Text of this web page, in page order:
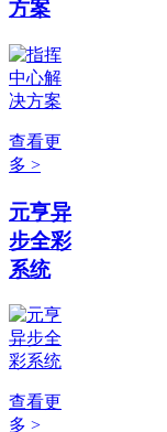
方案
查看更
多 >
元亨异
步全彩
系统
查看更
多 >